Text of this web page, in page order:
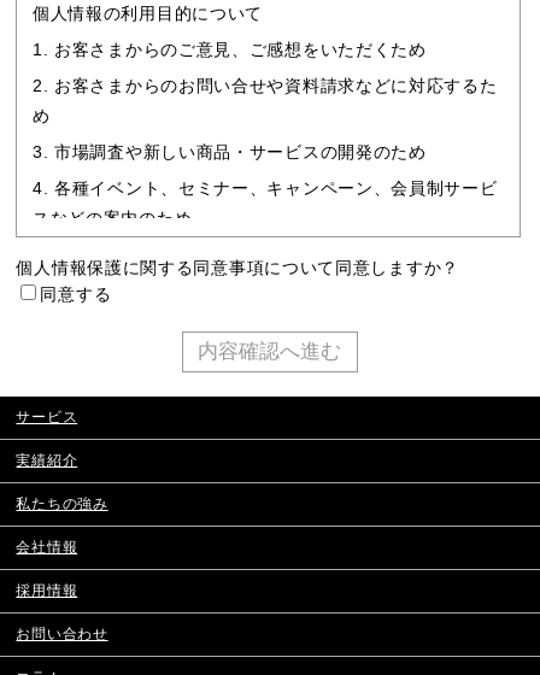
個人情報の利用目的について
お客さまからのご意見、ご感想をいただくため
お客さまからのお問い合せや資料請求などに対応するた
め
市場調査や新しい商品・サービスの開発のため
各種イベント、セミナー、キャンペーン、会員制サービ
スなどの案内のため
弊社または提携先で取り扱っている商品やサービスに関
その他弊社の事業に付帯・関連する事項のため
個人情報の第三者提供について
法令に基づく場合を除き、取得した個人情報を第三者に提
供することはありません。
個人情報取扱の委託について
取得した個人情報の取扱いの全部又は一部を委託すること
はありません。
開示対象個人情報の開示等及びお問合わせ窓口について
開示等のお申し出は、下記の「お問合わせ先」にご申請く
ださい。
個人情報保護に関する同意事項について同意しますか？
同意する
サービス
実績紹介
私たちの強み
会社情報
採用情報
お問い合わせ